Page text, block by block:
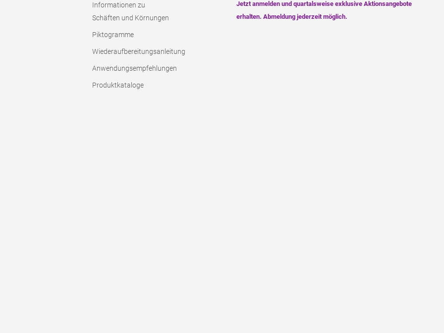
Newsletter:
Informationen zu
Schäften und Körnungen
Piktogramme
Wiederaufbereitungsanleitung
Anwendungsempfehlungen
Produktkataloge